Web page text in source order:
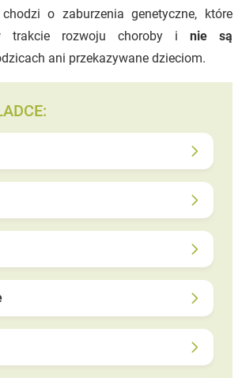
o zaburzenia genetyczne, które
trakcie rozwoju choroby i nie są
ani przekazywane dzieciom.